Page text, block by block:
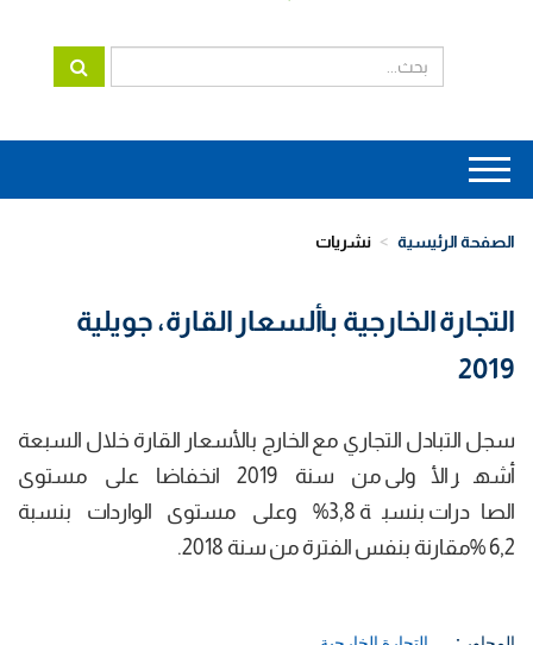
Main
navigation
الصفحة الرئيسية نشريات
التجارة الخارجية باألسعار القارة، جويلية
2019
سجل التبادل التجاري مع الخارج بالأسعار القارة خلال السبعة
أشهر الأولى من سنة 2019 انخفاضا على مستوى
الصادرات بنسبة 3,8% وعلى مستوى الواردات بنسبة
6,2 %مقارنة بنفس الفترة من سنة 2018.